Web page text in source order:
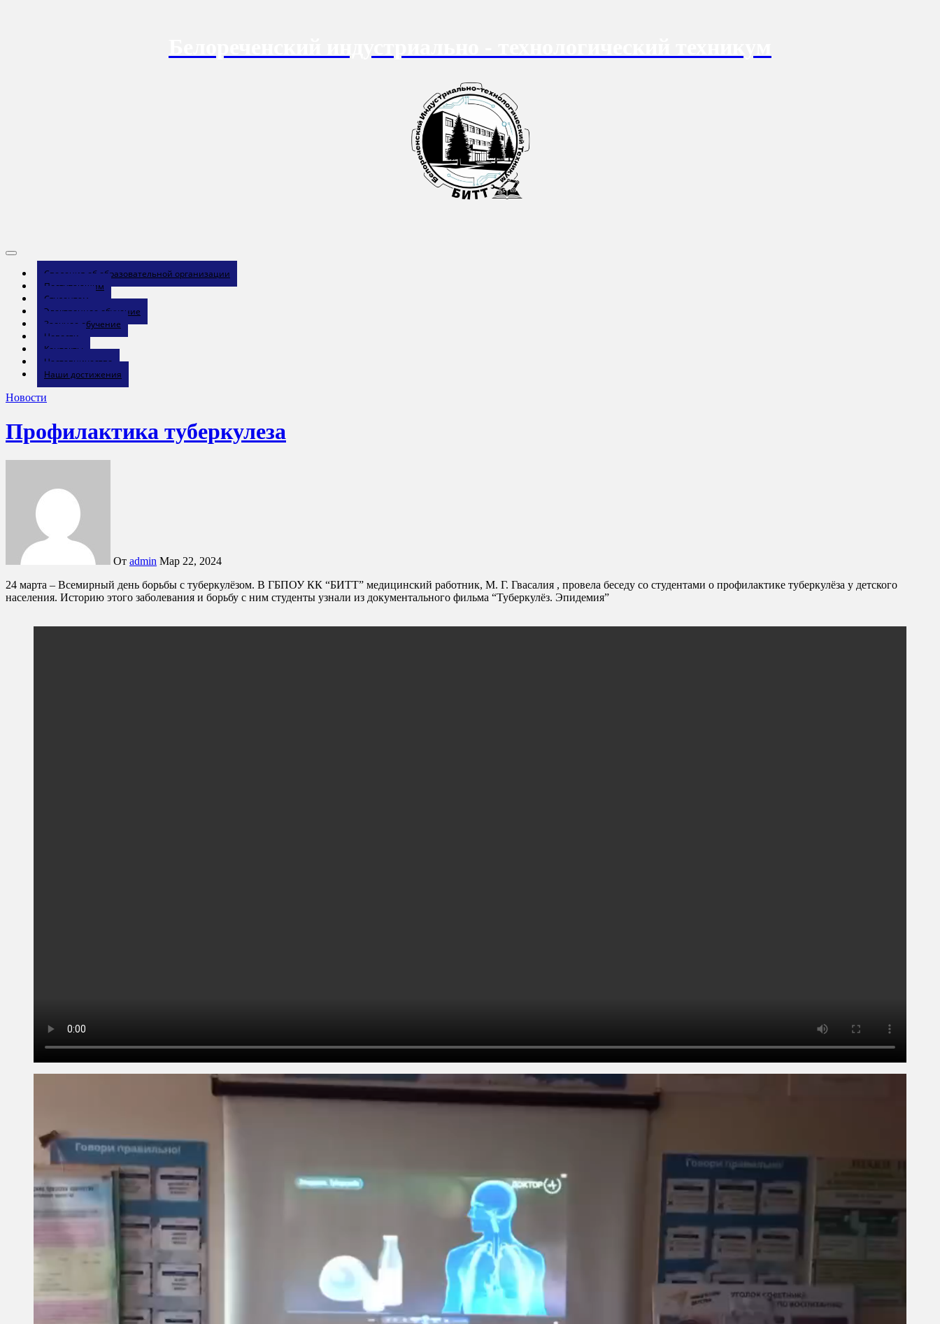
Сведения об образовательной организации
Поступающим
Студентам
Электронное обучение
Заочное обучение
Новости
Контакты
Наставничество
Наши достижения
Новости
Профилактика туберкулеза
От admin Мар 22, 2024
24 марта – Всемирный день борьбы с туберкулёзом. В ГБПОУ КК “БИТТ” медицинский работник, М. Г. Гвасалия , провела беседу со студентами о профилактике туберкулёза у детского
населения. Историю этого заболевания и борьбу с ним студенты узнали из документального фильма “Туберкулёз. Эпидемия”